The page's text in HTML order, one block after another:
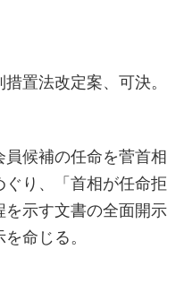
置法改定案、可決。
候補の任命を菅首相
ぐり、「首相が任命拒
示す文書の全面開示
命じる。